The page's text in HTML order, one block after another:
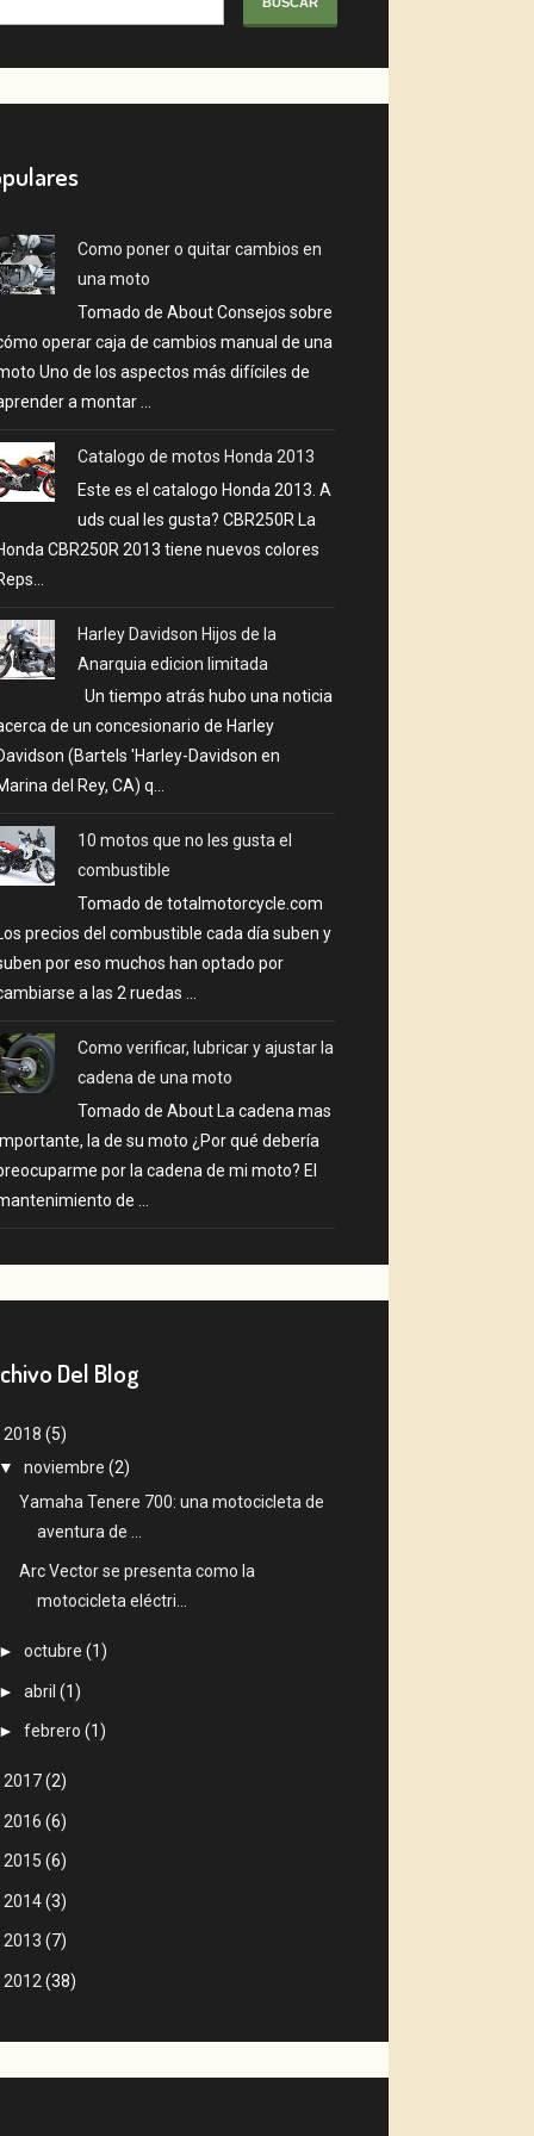
Como poner o quitar cambios en
una moto
Tomado de About Consejos sobre
operar caja de cambios manual de una
Uno de los aspectos más difíciles de
a montar ...
Catalogo de motos Honda 2013
Este es el catalogo Honda 2013. A
uds cual les gusta? CBR250R La
CBR250R 2013 tiene nuevos colores
Harley Davidson Hijos de la
Anarquia edicion limitada
Un tiempo atrás hubo una noticia
de un concesionario de Harley
(Bartels 'Harley-Davidson en
del Rey, CA) q...
10 motos que no les gusta el
combustible
Tomado de totalmotorcycle.com
precios del combustible cada día suben y
por eso muchos han optado por
a las 2 ruedas ...
Como verificar, lubricar y ajustar la
cadena de una moto
Tomado de About La cadena mas
la de su moto ¿Por qué debería
por la cadena de mi moto? El
de ...
Del Blog
2018 (5)
noviembre (2)
Yamaha Tenere 700: una motocicleta de
aventura de ...
Arc Vector se presenta como la
motocicleta eléctri...
octubre (1)
abril (1)
febrero (1)
2017(2)
2016 (6)
2015 (6)
2014(3)
2013 (7)
2012 (38)